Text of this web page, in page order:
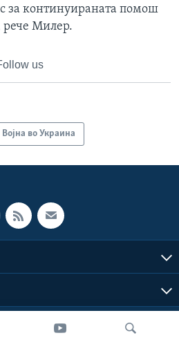
за континуираната помош
рече Милер.
us
Војна во Украина
VOA, Inc. Сите права задржани.